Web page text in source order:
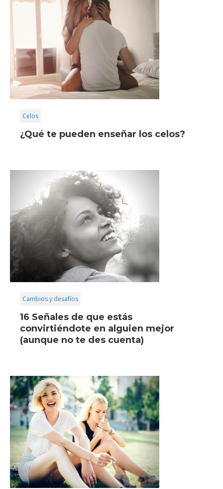
Celos
¿Qué te pueden enseñar los celos?
Cambios y desafíos
16 Señales de que estás
convirtiéndote en alguien mejor
(aunque no te des cuenta)